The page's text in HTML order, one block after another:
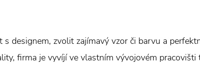
designem, zvolit zajímavý vzor či barvu a
firma je vyvíjí ve vlastním vývojovém pracovišti